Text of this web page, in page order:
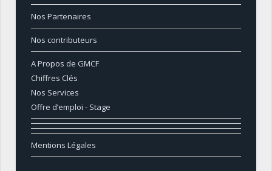
Nos Partenaires
Nos contributeurs
A Propos de GMCF
Chiffres Clés
Nos Services
Offre d’emploi - Stage
Mentions Légales